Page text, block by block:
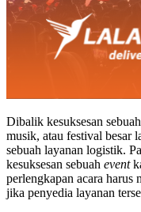
Dibalik kesuksesan
musik, atau festival besar
sebuah layanan logistik.
kesuksesan sebuah event
perlengkapan acara harus
jika penyedia layanan